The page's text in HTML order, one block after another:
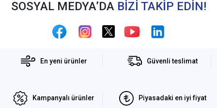
SOSYAL MEDYA’DA BİZİ TAKİP EDİN!
En yeni ürünler Güvenli teslimat
Kampanyalı ürünler Piyasadaki en iyi fiyat